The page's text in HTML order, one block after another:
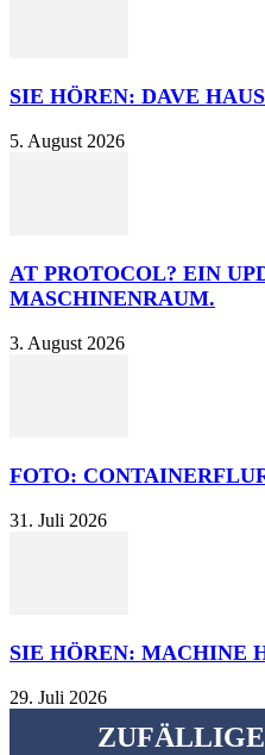
SIE HÖREN: DAVE
5. August 2026
AT PROTOCOL? EIN
MASCHINENRAUM.
3. August 2026
FOTO:
31. Juli 2026
SIE HÖREN: MACHINE
29. Juli 2026